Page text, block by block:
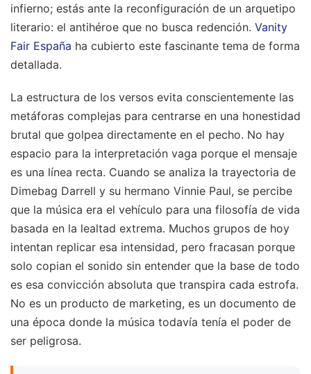
infierno; estás ante la reconfiguración de un arquetipo
literario: el antihéroe que no busca redención. Vanity
Fair España ha cubierto este fascinante tema de forma
detallada.
La estructura de los versos evita conscientemente las
metáforas complejas para centrarse en una honestidad
brutal que golpea directamente en el pecho. No hay
espacio para la interpretación vaga porque el mensaje
es una línea recta. Cuando se analiza la trayectoria de
Dimebag Darrell y su hermano Vinnie Paul, se percibe
que la música era el vehículo para una filosofía de vida
basada en la lealtad extrema. Muchos grupos de hoy
intentan replicar esa intensidad, pero fracasan porque
solo copian el sonido sin entender que la base de todo
es esa convicción absoluta que transpira cada estrofa.
No es un producto de marketing, es un documento de
una época donde la música todavía tenía el poder de
ser peligrosa.